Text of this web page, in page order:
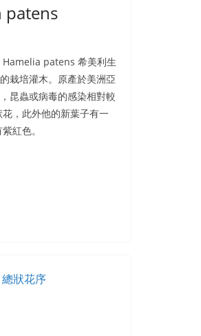
patens
Hamelia patens 希美利生
栽培灌木。原產於美洲亞
昆蟲或病毒的感染相對較
，此外他的新葉子有一
紅色。